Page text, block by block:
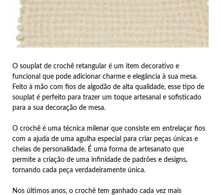
O souplat de crochê retangular é um item decorativo e
funcional que pode adicionar charme e elegância à sua mesa.
Feito à mão com fios de algodão de alta qualidade, esse tipo de
souplat é perfeito para trazer um toque artesanal e sofisticado
para a sua decoração de mesa.
O crochê é uma técnica milenar que consiste em entrelaçar fios
com a ajuda de uma agulha especial para criar peças únicas e
cheias de personalidade. É uma forma de artesanato que
permite a criação de uma infinidade de padrões e designs,
tornando cada peça verdadeiramente única.
Nos últimos anos, o crochê tem ganhado cada vez mais